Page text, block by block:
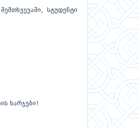
სტუდენტი
ხარჯები!